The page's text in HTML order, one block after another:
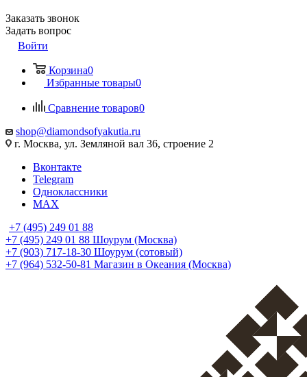
Заказать звонок
Задать вопрос
Войти
Корзина0
Избранные товары0
Сравнение товаров0
shop@diamondsofyakutia.ru
г. Москва, ул. Земляной вал 36, строение 2
Вконтакте
Telegram
Одноклассники
MAX
+7 (495) 249 01 88
+7 (495) 249 01 88 Шоурум (Москва)
+7 (903) 717-18-30 Шоурум (сотовый)
+7 (964) 532-50-81 Магазин в Океания (Москва)